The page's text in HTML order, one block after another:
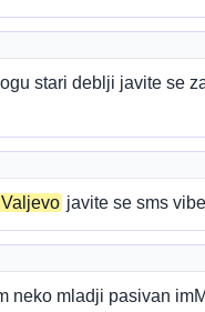
stari deblji javite se
Valjevo javite se sms
neko mladji pasivan